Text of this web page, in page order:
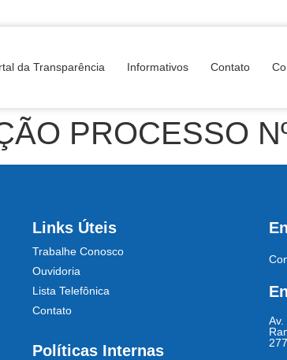
da Transparência Informativos Contato
PROCESSO
Links Úteis
Trabalhe Conosco
Ouvidoria
Lista Telefônica
Contato
Políticas Internas
Av.